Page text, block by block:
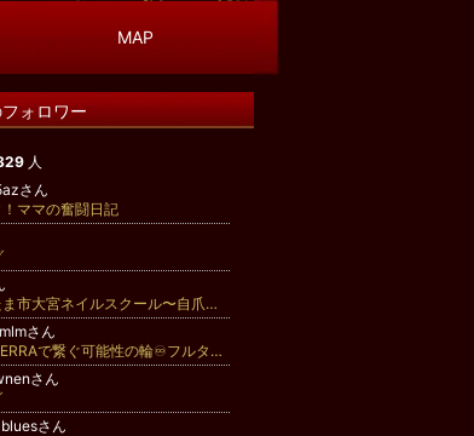
ォロワー
人
さん
ママの奮闘日記
埼玉県さいたま市大宮ネイルスクール〜自爪育成、深爪育成♪
さん
あっこ♡doTERRAで繋ぐ可能性の輪♾️フルタイムでもできるWeb集客♡長崎
さん
さん
MAP